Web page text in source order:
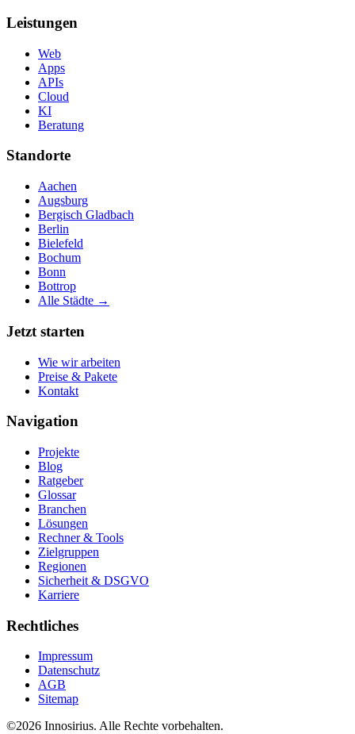
Leistungen
Web
Apps
APIs
Cloud
KI
Beratung
Standorte
Aachen
Augsburg
Bergisch Gladbach
Berlin
Bielefeld
Bochum
Bonn
Bottrop
Alle Städte →
Jetzt starten
Wie wir arbeiten
Preise & Pakete
Kontakt
Navigation
Projekte
Blog
Ratgeber
Glossar
Branchen
Lösungen
Rechner & Tools
Zielgruppen
Regionen
Sicherheit & DSGVO
Karriere
Rechtliches
Impressum
Datenschutz
AGB
Sitemap
©2026 Innosirius. Alle Rechte vorbehalten.